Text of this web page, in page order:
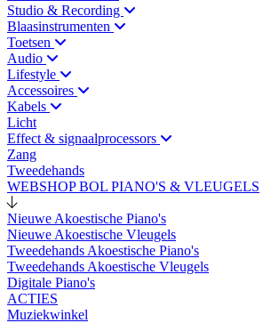
Studio & Recording
Blaasinstrumenten
Toetsen
Audio
Lifestyle
Accessoires
Kabels
Licht
Effect & signaalprocessors
Zang
Tweedehands
WEBSHOP BOL PIANO'S & VLEUGELS
Nieuwe Akoestische Piano's
Nieuwe Akoestische Vleugels
Tweedehands Akoestische Piano's
Tweedehands Akoestische Vleugels
Digitale Piano's
ACTIES
Muziekwinkel